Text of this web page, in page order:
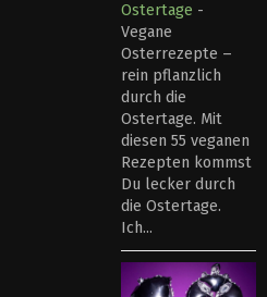
Ostertage -
Vegane
Osterrezepte –
rein pflanzlich
durch die
Ostertage. Mit
diesen 55 veganen
Rezepten kommst
Du lecker durch
die Ostertage.
Ich...